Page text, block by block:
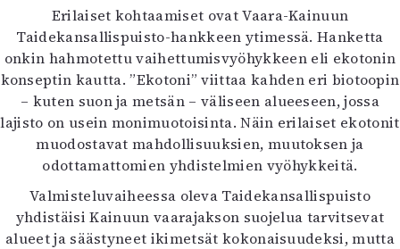
6/2025
5/2025 saame
5/2025
Lehtiarkisto
Info
Tilaus ja irtonumerot
Yhteistyössä
Toimitus
Mediatiedot
Kaltio ry
Erilaiset kohtaamiset ovat Vaara-Kainuun
Taidekansallispuisto-hankkeen ytimessä. Hanketta
onkin hahmotettu vaihettumisvyöhykkeen eli ekotonin
konseptin kautta. ”Ekotoni” viittaa kahden eri biotoopin
– kuten suon ja metsän – väliseen alueeseen, jossa
lajisto on usein monimuotoisinta. Näin erilaiset ekotonit
muodostavat mahdollisuuksien, muutoksen ja
odottamattomien yhdistelmien vyöhykkeitä.
Valmisteluvaiheessa oleva Taidekansallispuisto
yhdistäisi Kainuun vaarajakson suojelua tarvitsevat
alueet ja säästyneet ikimetsät kokonaisuudeksi, mutta